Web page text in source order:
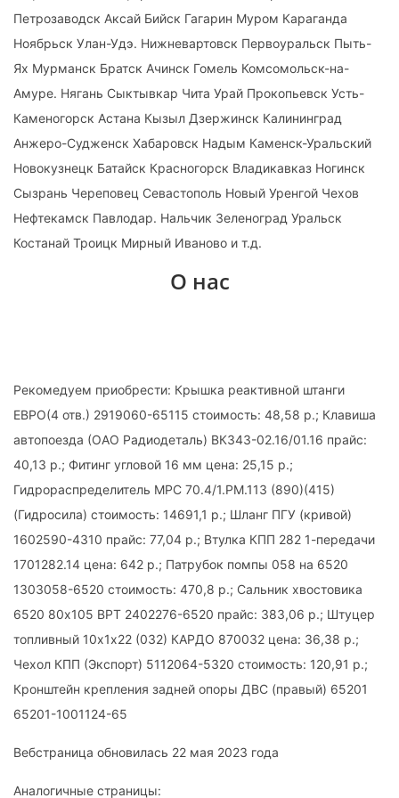
Петрозаводск Аксай Бийск Гагарин Муром Караганда
Ноябрьск Улан-Удэ. Нижневартовск Первоуральск Пыть-
Ях Мурманск Братск Ачинск Гомель Комсомольск-на-
Амуре. Нягань Сыктывкар Чита Урай Прокопьевск Усть-
Каменогорск Астана Кызыл Дзержинск Калининград
Анжеро-Судженск Хабаровск Надым Каменск-Уральский
Новокузнецк Батайск Красногорск Владикавказ Ногинск
Сызрань Череповец Севастополь Новый Уренгой Чехов
Нефтекамск Павлодар. Нальчик Зеленоград Уральск
Костанай Троицк Мирный Иваново и т.д.
О нас
Рекомедуем приобрести: Крышка реактивной штанги
ЕВРО(4 отв.) 2919060-65115 стоимость: 48,58 р.; Клавиша
автопоезда (ОАО Радиодеталь) ВК343-02.16/01.16 прайс:
40,13 р.; Фитинг угловой 16 мм цена: 25,15 р.;
Гидрораспределитель МРС 70.4/1.РМ.113 (890)(415)
(Гидросила) стоимость: 14691,1 р.; Шланг ПГУ (кривой)
1602590-4310 прайс: 77,04 р.; Втулка КПП 282 1-передачи
1701282.14 цена: 642 р.; Патрубок помпы 058 на 6520
1303058-6520 стоимость: 470,8 р.; Сальник хвостовика
6520 80х105 ВРТ 2402276-6520 прайс: 383,06 р.; Штуцер
топливный 10х1х22 (032) КАРДО 870032 цена: 36,38 р.;
Чехол КПП (Экспорт) 5112064-5320 стоимость: 120,91 р.;
Кронштейн крепления задней опоры ДВС (правый) 65201
65201-1001124-65
Вебстраница обновилась 22 мая 2023 года
Аналогичные страницы: